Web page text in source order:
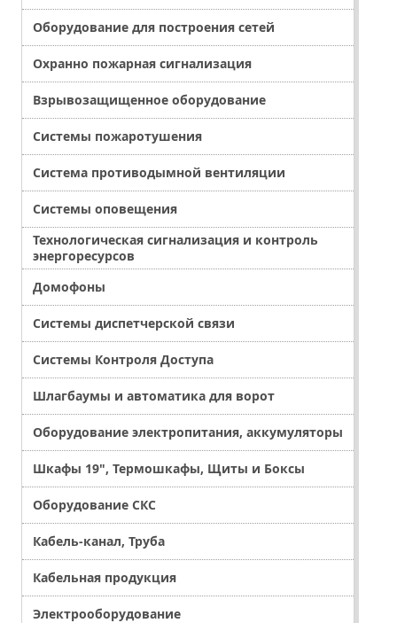
Оборудование для построения сетей
Охранно пожарная сигнализация
Взрывозащищенное оборудование
Системы пожаротушения
Система противодымной вентиляции
Системы оповещения
Технологическая сигнализация и контроль
энергоресурсов
Домофоны
Системы диспетчерской связи
Системы Контроля Доступа
Шлагбаумы и автоматика для ворот
Оборудование электропитания, аккумуляторы
Шкафы 19", Термошкафы, Щиты и Боксы
Оборудование СКС
Кабель-канал, Труба
Кабельная продукция
Электрооборудование